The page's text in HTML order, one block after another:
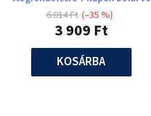
3 909 Ft
6 014 Ft (–35 %)
KOSÁRBA